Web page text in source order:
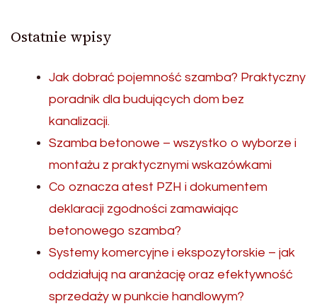
Ostatnie wpisy
Jak dobrać pojemność szamba? Praktyczny
poradnik dla budujących dom bez
kanalizacji.
Szamba betonowe – wszystko o wyborze i
montażu z praktycznymi wskazówkami
Co oznacza atest PZH i dokumentem
deklaracji zgodności zamawiając
betonowego szamba?
Systemy komercyjne i ekspozytorskie – jak
oddziałują na aranżację oraz efektywność
sprzedaży w punkcie handlowym?